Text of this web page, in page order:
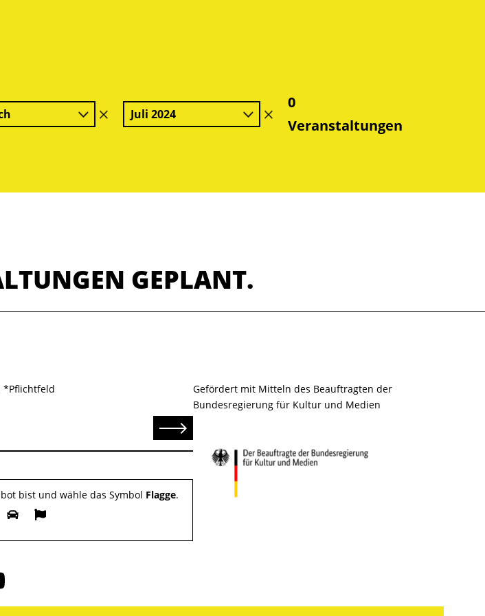
Filter
löschen
Juli 2024
Filter
löschen
0
Veranstaltungen
GEPLANT.
*Pflichtfeld
Senden
bist und wähle das Symbol Flagge.
Gefördert mit Mitteln des Beauftragten der
Bundesregierung für Kultur und Medien